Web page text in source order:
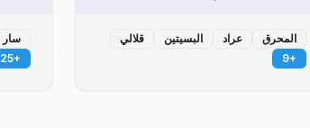
المحرق عراد البسيتين
قلالي
+
9
سار
+
25